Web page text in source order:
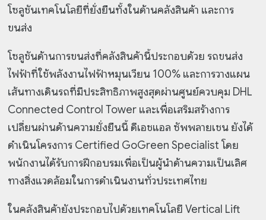
โซลูชันเทคโนโลยีที่ยั่งยืนทั้งในด้านคลังสินค้า และการ
ขนส่ง
โซลูชันด้านการขนส่งที่คลังสินค้านี้ประกอบด้วย รถขนส่ง
ไฟฟ้าที่ใช้พลังงานไฟฟ้าหมุนเวียน 100% และการวางแผน
เส้นทางเดินรถที่มีประสิทธิภาพสูงสุดผ่านศูนย์ควบคุม DHL
Connected Control Tower และเพื่อเสริมสร้างการ
เปลี่ยนผ่านด้านความยั่งยืนนี้ ดีเอชแอล ซัพพลายเชน ยังได้
ดำเนินโครงการ Certified GoGreen Specialist โดย
พนักงานได้รับการฝึกอบรมเพื่อเป็นผู้นำด้านความเป็นเลิศ
ทางสิ่งแวดล้อมในการดำเนินงานทั่วประเทศไทย
ในคลังสินค้ายังประกอบไปด้วยเทคโนโลยี Vertical Lift